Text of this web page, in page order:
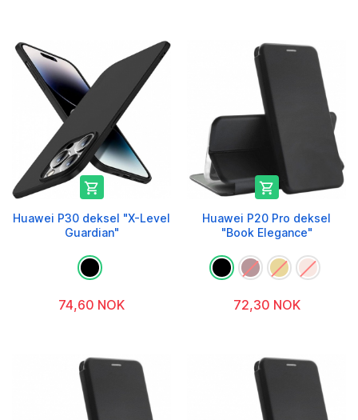

Huawei P30 deksel "X-Level
Guardian"
74,60 NOK

Huawei P20 Pro deksel
"Book Elegance"
72,30 NOK